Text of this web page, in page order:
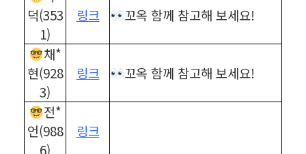
덕(353
1)
링크 꼬옥 함께 참고해 보세요!
채*
현(928
3)
링크 꼬옥 함께 참고해 보세요!
전*
언(988
6)
링크